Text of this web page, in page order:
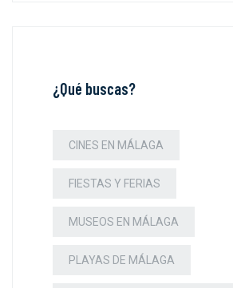
¿Qué buscas?
CINES EN MÁLAGA
FIESTAS Y FERIAS
MUSEOS EN MÁLAGA
PLAYAS DE MÁLAGA